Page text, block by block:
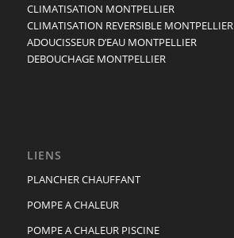
CLIMATISATION MONTPELLIER
CLIMATISATION REVERSIBLE MONTPELLIER
ADOUCISSEUR D’EAU MONTPELLIER
DEBOUCHAGE MONTPELLIER
LIENS
PLANCHER CHAUFFANT
POMPE A CHALEUR
POMPE A CHALEUR PISCINE